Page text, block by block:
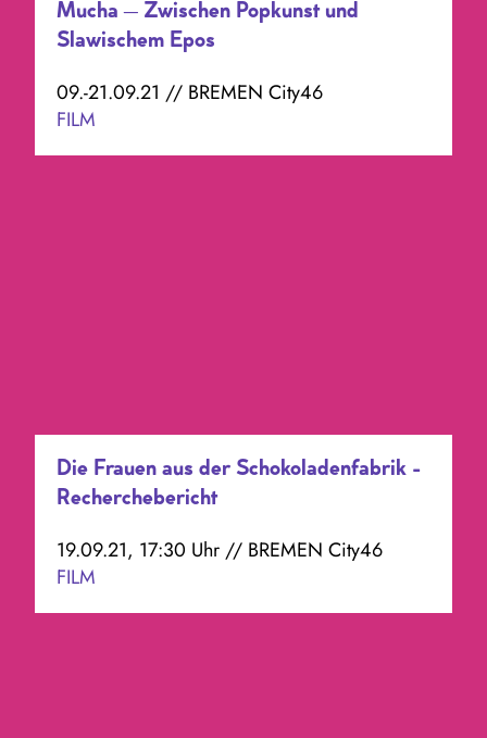
Mucha – Zwischen Popkunst und
Slawischem Epos
09.-21.09.21 // BREMEN City46
FILM
Die Frauen aus der Schokoladenfabrik -
Recherchebericht
19.09.21, 17:30 Uhr // BREMEN City46
FILM